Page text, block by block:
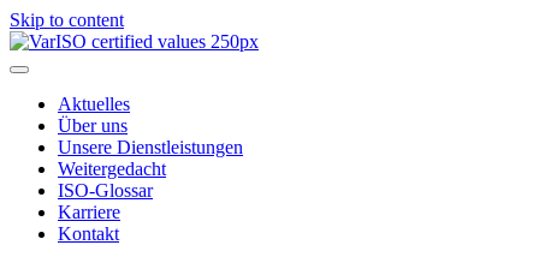
Skip to content
Aktuelles
Über uns
Unsere Dienstleistungen
Weitergedacht
ISO-Glossar
Karriere
Kontakt